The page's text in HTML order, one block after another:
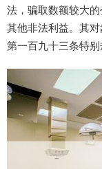
法，骗取数额较大
其他非法利益。其
第一百九十三条特别